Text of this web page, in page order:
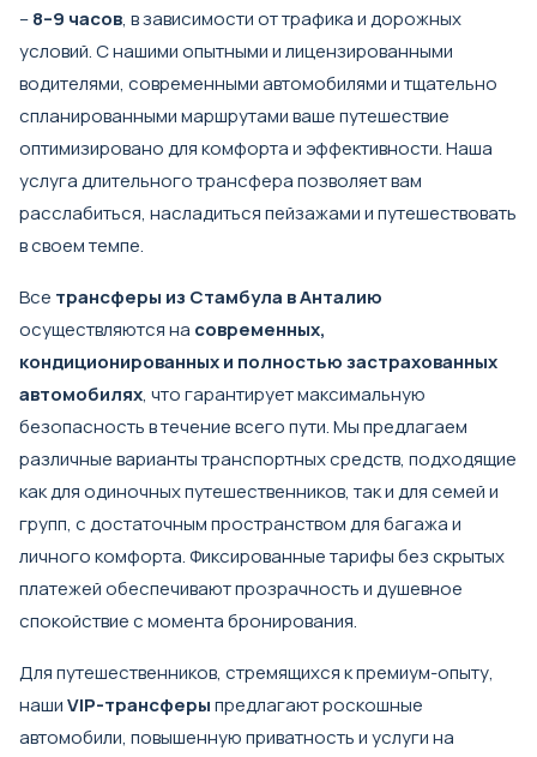
–8–9 часов, в зависимости от трафика и дорожных
условий. С нашими опытными и лицензированными
водителями, современными автомобилями и тщательно
спланированными маршрутами ваше путешествие
оптимизировано для комфорта и эффективности. Наша
услуга длительного трансфера позволяет вам
расслабиться, насладиться пейзажами и путешествовать
в своем темпе.
Все трансферы из Стамбула в Анталию
осуществляются на современных,
кондиционированных и полностью застрахованных
автомобилях, что гарантирует максимальную
безопасность в течение всего пути. Мы предлагаем
различные варианты транспортных средств, подходящие
как для одиночных путешественников, так и для семей и
групп, с достаточным пространством для багажа и
личного комфорта. Фиксированные тарифы без скрытых
платежей обеспечивают прозрачность и душевное
спокойствие с момента бронирования.
Для путешественников, стремящихся к премиум-опыту,
нашиVIP-трансферыпредлагают роскошные
автомобили, повышенную приватность и услуги на